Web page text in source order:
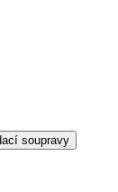
soupravy